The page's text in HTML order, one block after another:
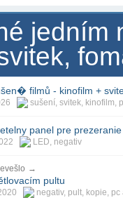
jedním
filmů - kinofilm +
sušení svitek kinofilm
panel pre
LED negativ
→
pultu
negativ, pult kopie pc